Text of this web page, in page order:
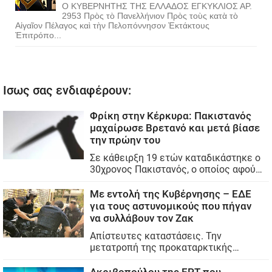
Ο ΚΥΒΕΡΝΗΤΗΣ ΤΗΣ ΕΛΛΑΔΟΣ ΕΓΚΥΚΛΙΟΣ ΑΡ.
2953 Πρὸς τὸ Πανελλήνιον Πρὸς τοὺς κατὰ τὸ
Αἰγαῖον Πέλαγος καὶ τὴν Πελοπόννησον Ἐκτάκτους
Ἐπιτρόπο...